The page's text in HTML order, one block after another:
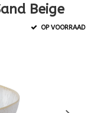
Beige
OP VOORRAAD